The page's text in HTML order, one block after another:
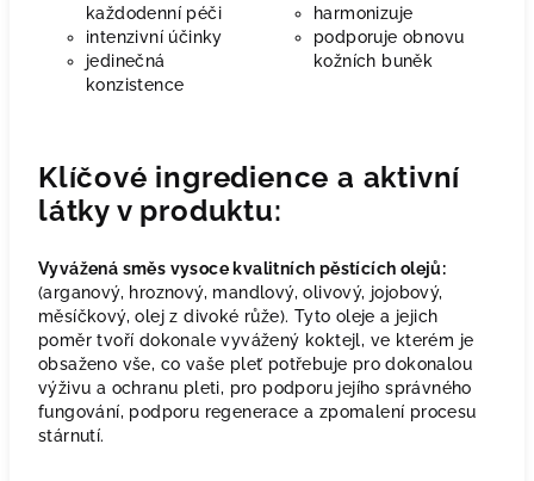
každodenní péči
intenzivní účinky
jedinečná
konzistence
harmonizuje
podporuje obnovu
kožních buněk
Klíčové ingredience a aktivní
látky v produktu:
Vyvážená směs vysoce kvalitních pěstících olejů:
(arganový, hroznový, mandlový, olivový, jojobový,
měsíčkový, olej z divoké růže). Tyto oleje a jejich
poměr tvoří dokonale vyvážený koktejl, ve kterém je
obsaženo vše, co vaše pleť potřebuje pro dokonalou
výživu a ochranu pleti, pro podporu jejího správného
fungování, podporu regenerace a zpomalení procesu
stárnutí.